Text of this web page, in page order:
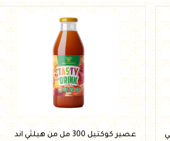
جنيه
أضف للسلة
عصير كوكتيل 300 مل من هيلثي اند